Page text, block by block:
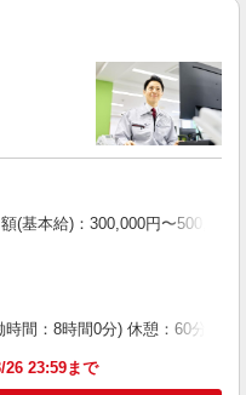
(基本給)：300,000円〜
間：8時間0分) 休憩：60分 時
26 23:59まで